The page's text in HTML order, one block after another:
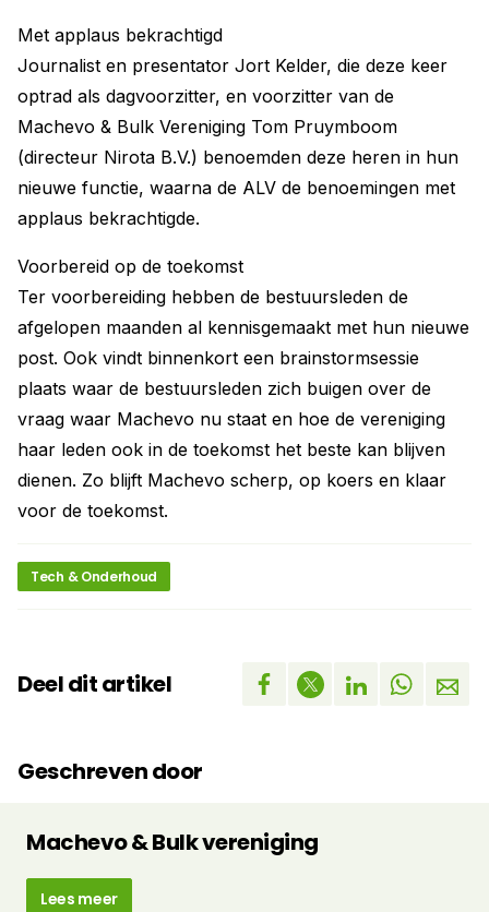
Met applaus bekrachtigd
Journalist en presentator Jort Kelder, die deze keer
optrad als dagvoorzitter, en voorzitter van de
Machevo & Bulk Vereniging Tom Pruymboom
(directeur Nirota B.V.) benoemden deze heren in hun
nieuwe functie, waarna de ALV de benoemingen met
applaus bekrachtigde.
Voorbereid op de toekomst
Ter voorbereiding hebben de bestuursleden de
afgelopen maanden al kennisgemaakt met hun nieuwe
post. Ook vindt binnenkort een brainstormsessie
plaats waar de bestuursleden zich buigen over de
vraag waar Machevo nu staat en hoe de vereniging
haar leden ook in de toekomst het beste kan blijven
dienen. Zo blijft Machevo scherp, op koers en klaar
voor de toekomst.
Tech & Onderhoud
Deel dit artikel
Geschreven door
Machevo & Bulk vereniging
Lees meer